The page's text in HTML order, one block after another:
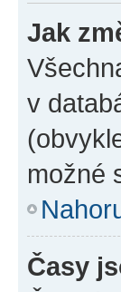
Jak
v
možné
Časy